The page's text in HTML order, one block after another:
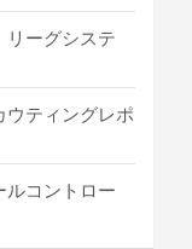
リーグシステ
ウティングレポ
ルコントロー